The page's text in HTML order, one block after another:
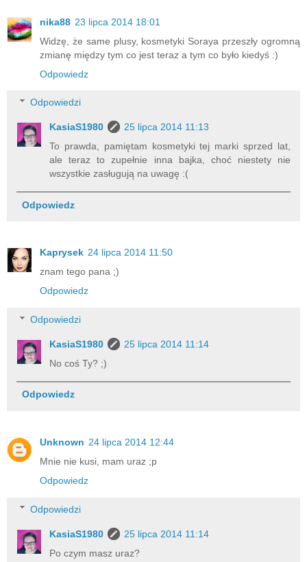
nika88 23 lipca 2014 18:01
Widzę, że same plusy, kosmetyki Soraya przeszły ogromną
zmianę między tym co jest teraz a tym co było kiedyś :)
Odpowiedz
Odpowiedzi
KasiaS1980
25 lipca 2014 11:13
To prawda, pamiętam kosmetyki tej marki sprzed lat,
ale teraz to zupełnie inna bajka, choć niestety nie
wszystkie zasługują na uwagę :(
Odpowiedz
Kaprysek 24 lipca 2014 11:50
znam tego pana ;)
Odpowiedz
Odpowiedzi
KasiaS1980
25 lipca 2014 11:14
No coś Ty? ;)
Odpowiedz
Unknown 24 lipca 2014 12:44
Mnie nie kusi, mam uraz ;p
Odpowiedz
Odpowiedzi
KasiaS1980
25 lipca 2014 11:14
Po czym masz uraz?